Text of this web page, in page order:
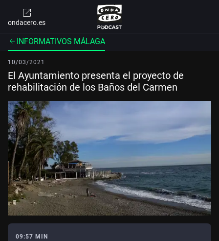
ondacero.es
INFORMATIVOS MÁLAGA
10/03/2021
El Ayuntamiento presenta el proyecto de
rehabilitación de los Baños del Carmen
09:57 MIN